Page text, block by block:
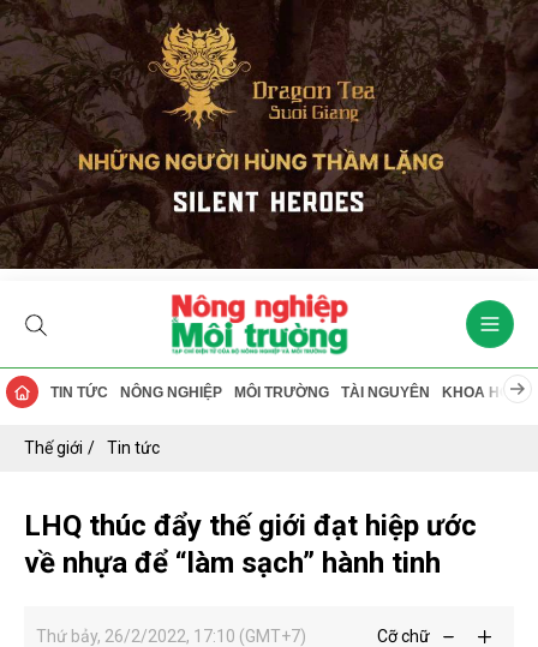
TIN TỨC NÔNG NGHIỆP MÔI TRƯỜNG TÀI NGUYÊN KHOA HỌC
Thế giới Tin tức
LHQ thúc đẩy thế giới đạt hiệp ước
về nhựa để “làm sạch” hành tinh
Thứ bảy, 26/2/2022, 17:10 (GMT+7) Cỡ chữ